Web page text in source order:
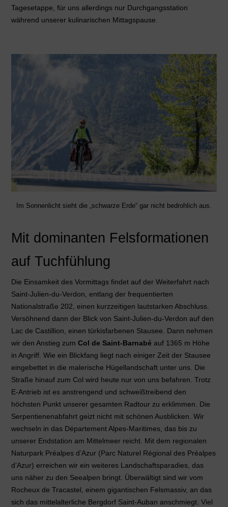
Tagesetappe, für uns allerdings nur Durchgangsstation
während unserer kulinarischen Mittagspause.
Im Sonnenlicht sieht die „schwarze Erde“ gar nicht bedrohlich aus.
Mit dominanten Felsformationen
auf Tuchfühlung
Die Einsamkeit des Vormittags findet auf der Weiterfahrt nach
Saint-Julien-du-Verdon, entlang der frequentierten
Nationalstraße 202, einen kurzzeitigen lautstarken Abschluss.
Versöhnend dann der Blick von Saint-Julien-du-Verdon auf den
Lac de Castillion, einen türkisfarbenen Stausee. Dann nehmen
wir den Anstieg zum Col de Saint-Barnabé auf 1365 m Höhe
in Angriff. Wie ein Blickfang liegt nach einiger Zeit der Stausee
eingebettet in die malerische Hügellandschaft unter uns. Die
Straße hinauf zum Col wird heute nur von uns befahren. Trotz
E-Antrieb ist es anstrengend und schweißtreibend den
höchsten Punkt unserer gesamten Radtour zu erklimmen. Die
Serpentienenabfahrt geizt nicht mit schönen Ausblicken. Wir
wechseln in das Département Alpes-Maritimes, das bis zu
unserer Endstation am Mittelmeer reicht. Mit dem regionalen
Naturpark Préalpes d’Azur (Parc Naturel Régional des Préalpes
d’Azur) erreichen wir ein weiteres Landschaftsparadies, das
uns näher zu den Seealpen bringt. Überwältigt sind wir vom
Rocheux de Tracastel , einem gigantischen Felsmassiv, an das
sich das mittelalterliche Bergdorf Saint-Auban anschmiegt. Viel